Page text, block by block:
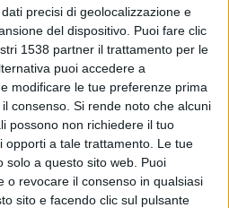
precisi di geolocalizzazione e
del dispositivo. Puoi fare clic
1538 partner il trattamento per le
puoi accedere a
modificare le tue preferenze prima
consenso. Si rende noto che alcuni
possono non richiedere il tuo
opporti a tale trattamento. Le tue
solo a questo sito web. Puoi
o revocare il consenso in qualsiasi
sito e facendo clic sul pulsante
già da diversi anni. Per i
infatti, è anche possibile ottenere
il proprio turno allo
da smartphone e tablet
oppure da pc sul sito poste.it,
Il sistema, prevede la scelta
sia per quello successivo.
a recarsi negli uffici postali
di protezione individuali.
possibile consultare il sito
numero verde 800 00 33 22.